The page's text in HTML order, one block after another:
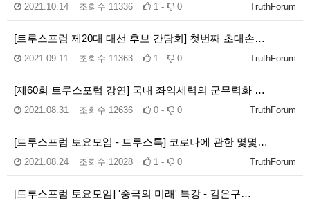
TruthForum
2021.10.14 조회수 11336 1 - 0
[트루스포럼 제20대 대선 후보 간담회] 첫번째 초대손…
TruthForum
2021.09.11 조회수 11363 1 - 0
[제60회 트루스포럼 강연] 국내 좌익세력의 군무력화 …
TruthForum
2021.08.31 조회수 12636 0 - 0
[트루스포럼 토요모임 - 트루스톡] 코로나에 관한 몇몇…
TruthForum
2021.08.24 조회수 12028 1 - 0
[트루스포럼 토요모임] '중국의 미래' 특강 - 김은구…